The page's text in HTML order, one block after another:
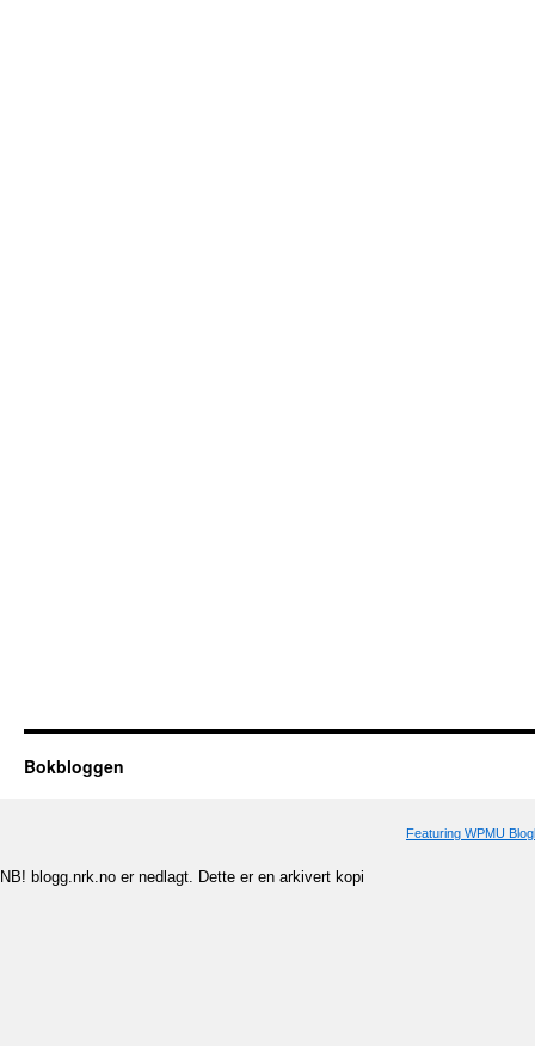
Bokbloggen
Featuring WPMU
NB! blogg.nrk.no er nedlagt. Dette er en arkivert kopi